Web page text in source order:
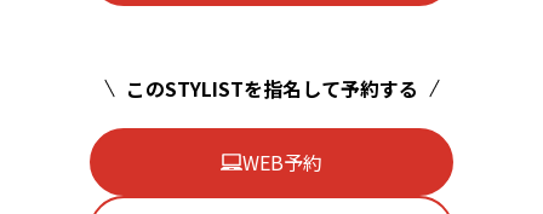
このSTYLISTを指名して予約する
WEB予約